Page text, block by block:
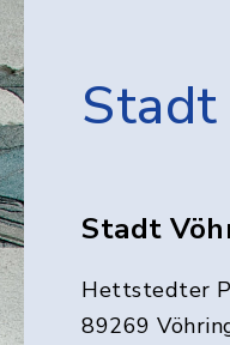
Stadt
Stadt
Hettstedter
89269